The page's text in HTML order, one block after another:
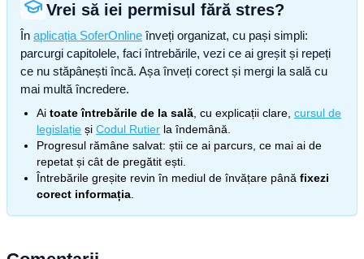
Vrei să iei permisul fără stres?
În aplicația SoferOnline înveți organizat, cu pași simpli:
parcurgi capitolele, faci întrebările, vezi ce ai greșit și repeți
ce nu stăpânești încă. Așa înveți corect și mergi la sală cu
mai multă încredere.
Ai toate întrebările de la sală , cu explicații clare, cursul de
legislație și Codul Rutier la îndemână.
Progresul rămâne salvat: știi ce ai parcurs, ce mai ai de
repetat și cât de pregătit ești.
Întrebările greșite revin în mediul de învățare până fixezi
corect informația